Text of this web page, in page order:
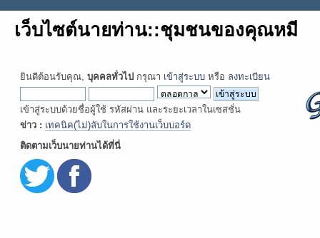
เว็บไซต์นายท่าน::ชุมชนของคุณหมี
ยินดีต้อนรับคุณ, บุคคลทั่วไป กรุณา เข้าสู่ระบบ หรือ ลงทะเบียน
เข้าสู่ระบบด้วยชื่อผู้ใช้ รหัสผ่าน และระยะเวลาในเซสชั่น
ข่าว : เทคนิค(ไม่)ลับในการใช้งานเว็บบอร์ด
ติดตามเว็บนายท่านได้ที่นี่